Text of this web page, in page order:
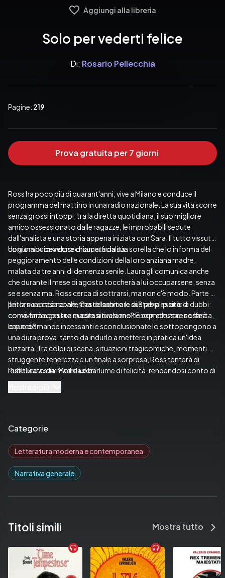
Aggiungi alla libreria
Solo per vederti felice
Di: Rosario Pellecchia
Pagine: 219
Prova gratuita per 7 giorni
Ross ha poco più di quarant'anni, vive a Milano e conduce il
programma del mattino in una radio nazionale. La sua vita scorre
senza grossi intoppi, tra la diretta quotidiana, il suo migliore
amico ossessionato dalle ragazze, le improbabili sedute
dall'analista e una storia appena iniziata con Sara. Il tutto vissuto
con una buona dose di superficialità.
Un giorno riceve una chiamata da sua sorella che lo informa del
peggioramento delle condizioni della loro anziana madre,
malata da tre anni di demenza senile. Laura gli comunica anche
che durante il mese di agosto toccherà a lui occuparsene, senza
se e senza ma. Ross cerca di sottrarsi, ma non c'è modo. Parte
per la sua città natale, Castellammare di Stabia, pieno di dubbi:
come farà a gestire questa situazione? E soprattutto, ne sarà
capace?
Il ritorno a casa conferma da subito le sue perplessità: la
convivenza con sua madre si rivela molto complessa e sofferta,
le sue domande incessanti e sconclusionate lo sottopongono a
una dura prova, tanto da indurlo a mettere in pratica un'idea
bizzarra. Tra colpi di scena, situazioni tragicomiche, momenti di
struggente tenerezza e un finale a sorpresa, Ross tenterà di
restituire a sua madre un barlume di felicità, rendendosi conto di
essere diventato, nel frattempo, una persona migliore.
Pubblicato da:  Mondadori
Categorie
Letteratura moderna e contemporanea
Narrativa generale
Titoli simili Mostra tutto